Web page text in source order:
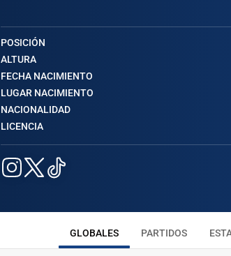
POSICIÓN
ALTURA
FECHA NACIMIENTO
LUGAR NACIMIENTO
NACIONALIDAD
LICENCIA
GLOBALES PARTIDOS